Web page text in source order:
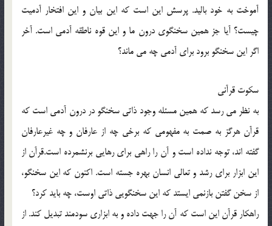
آموخت به خود باليد. پرسش اين است كه اين بيان و اين افتخار آدميت
چيست؟ آيا جز همين سخنگوي درون ما و اين قوه ناطقه آدمي است. آخر
اگر اين سخنگو برود براي آدمي چه مي ماند؟
سكوت قرآني
به نظر مي رسد كه همين مسئله وجود ذاتي سخنگو در درون آدمي است كه
قرآن هرگز به صمت به مفهومي كه برخي چه از عارفان و چه غيرعارفان
گفته اند، توجه نداده است و آن را راهي براي رهايي برنشمرده است.قرآن از
اين ابزار براي رشد و تعالي انسان بهره جسته است. اكنون كه اين سخنگو،
از سخن گفتن بازنمي ايستد كه اين سخنگويي ذاتي اوست، چه بايد كرد؟
راهكار قرآن اين است كه آن را جهت داده و به ابزاري سودمند تبديل كند. از